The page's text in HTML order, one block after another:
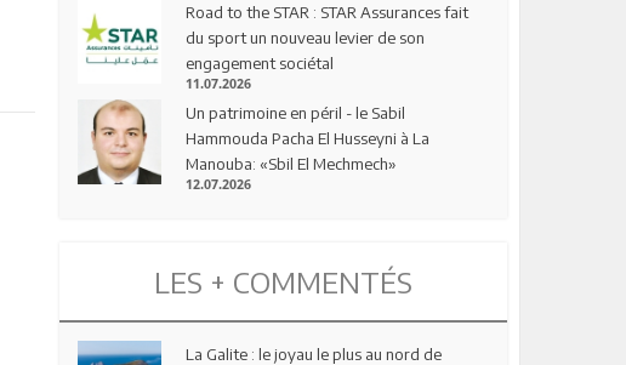
Road to the STAR : STAR Assurances fait
du sport un nouveau levier de son
engagement sociétal
11.07.2026
Un patrimoine en péril - le Sabil
Hammouda Pacha El Husseyni à La
Manouba: «Sbil El Mechmech»
12.07.2026
LES + COMMENTÉS
La Galite : le joyau le plus au nord de